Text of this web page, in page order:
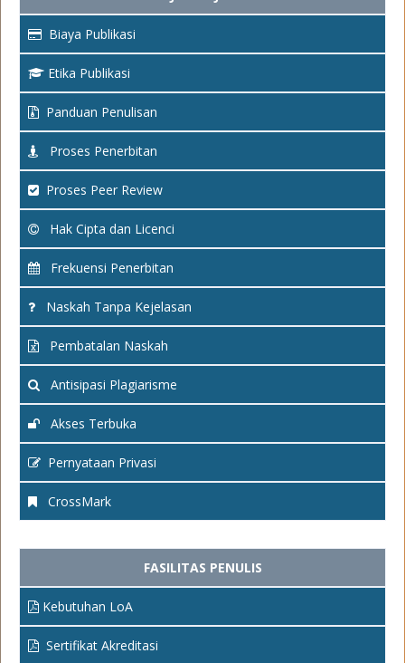
Biaya Publikasi
Etika Publikasi
Panduan Penulisan
Proses Penerbitan
Proses Peer Review
Hak Cipta dan Licenci
Frekuensi Penerbitan
Naskah Tanpa Kejelasan
Pembatalan Naskah
Antisipasi Plagiarisme
Akses Terbuka
Pernyataan Privasi
CrossMark
FASILITAS PENULIS
Kebutuhan LoA
Sertifikat Akreditasi